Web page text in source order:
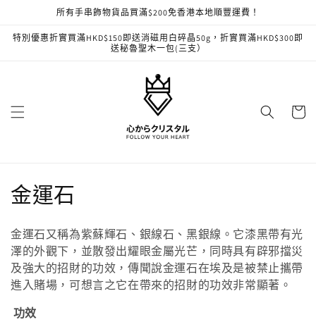
所有手串飾物貨品買滿$200免香港本地順豐運費！
特別優惠折實買滿HKD$150即送消磁用白碎晶50g，折實買滿HKD$300即
送秘魯聖木一包(三支）
物
商
品
系
列
:
金運石
金運石又稱為紫蘇輝石、銀線石、黑銀線。它漆黑帶有光
澤的外觀下，並散發出耀眼金屬光芒，同時具有辟邪擋災
及強大的招財的功效，傳聞說金運石在埃及是被禁止攜帶
進入賭場，可想言之它在帶來的招財的功效非常顯著。
功效